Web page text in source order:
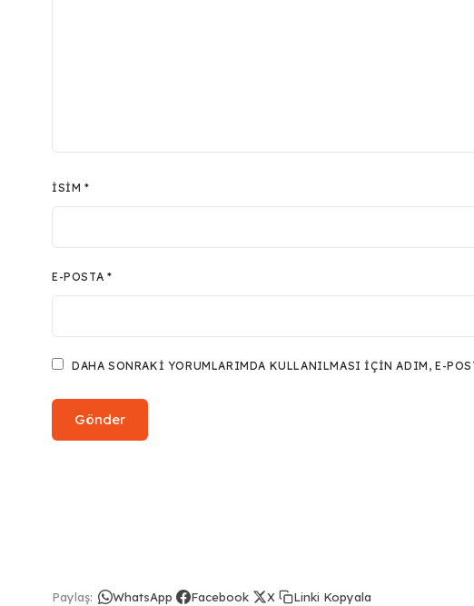
İSIM*
E-POSTA *
DAHA SONRAKI YORUMLARIMDA KULLANILMASI IÇIN ADIM, E-
Paylaş: WhatsApp Facebook X Linki Kopyala